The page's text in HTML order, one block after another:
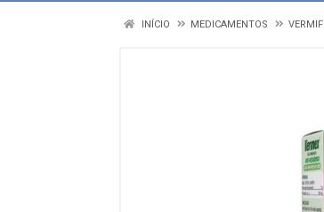
INÍCIO MEDICAMENTOS